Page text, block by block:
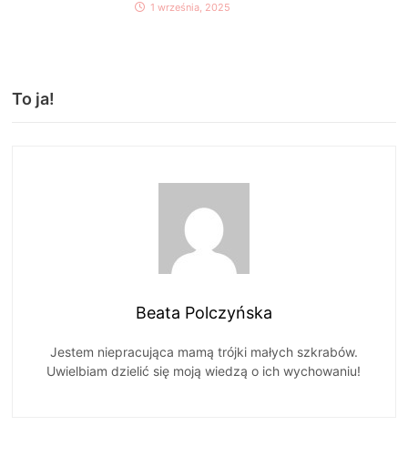
1 września, 2025
To ja!
Beata Polczyńska
Jestem niepracująca mamą trójki małych szkrabów.
Uwielbiam dzielić się moją wiedzą o ich wychowaniu!